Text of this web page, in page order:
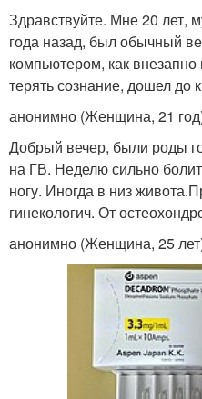
Здравствуйте. Мне 20 лет,
года назад, был обычный
компьютером, как
терять сознание, дошел до
анонимно (Женщина, 21
Добрый вечер, были роды
на ГВ. Неделю сильно
ногу. Иногда в низ
гинекологич. От
анонимно (Женщина, 25